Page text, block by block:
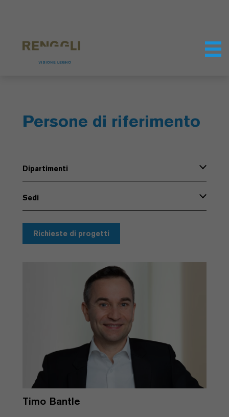
Persone di riferimento
Dipartimenti
Sedi
Richieste di progetti
Timo Bantle